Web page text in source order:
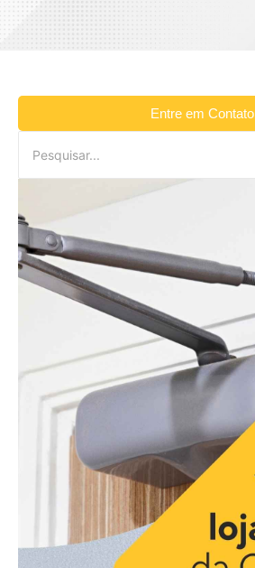
Entre em Contato